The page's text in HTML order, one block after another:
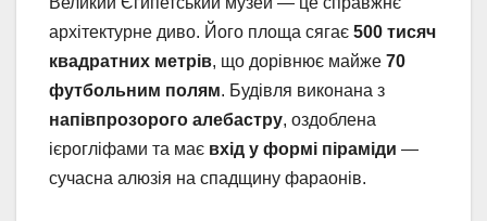
архітектурне диво. Його площа сягає 500 тисяч
квадратних метрів, що дорівнює майже 70
футбольним полям. Будівля виконана з
напівпрозорого алебастру, оздоблена
ієрогліфами та має вхід у формі піраміди —
сучасна алюзія на спадщину фараонів.